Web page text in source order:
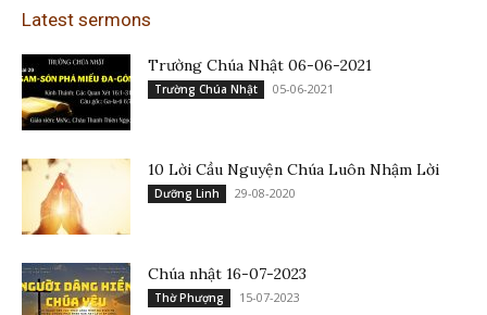
Latest sermons
Trường Chúa Nhật 06-06-2021
Trường Chúa Nhật 05-06-2021
10 Lời Cầu Nguyện Chúa Luôn Nhậm Lời
Dưỡng Linh 29-08-2020
Chúa nhật 16-07-2023
Thờ Phượng 15-07-2023